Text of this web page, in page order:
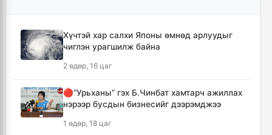
Өмнөд Солонгост хэт халууны улмаас амиа
Шатахуун дамлан борлуулсан хоёр
Хүчтэй хар салхи Японы өмнөд арлуудыг
чиглэн урагшилж байна
2 өдөр, 16 цаг
🔴“Урьханы” гэх Б.Чинбат хамтарч ажиллах
нэрээр бусдын бизнесийг дээрэмджээ
1 өдөр, 18 цаг